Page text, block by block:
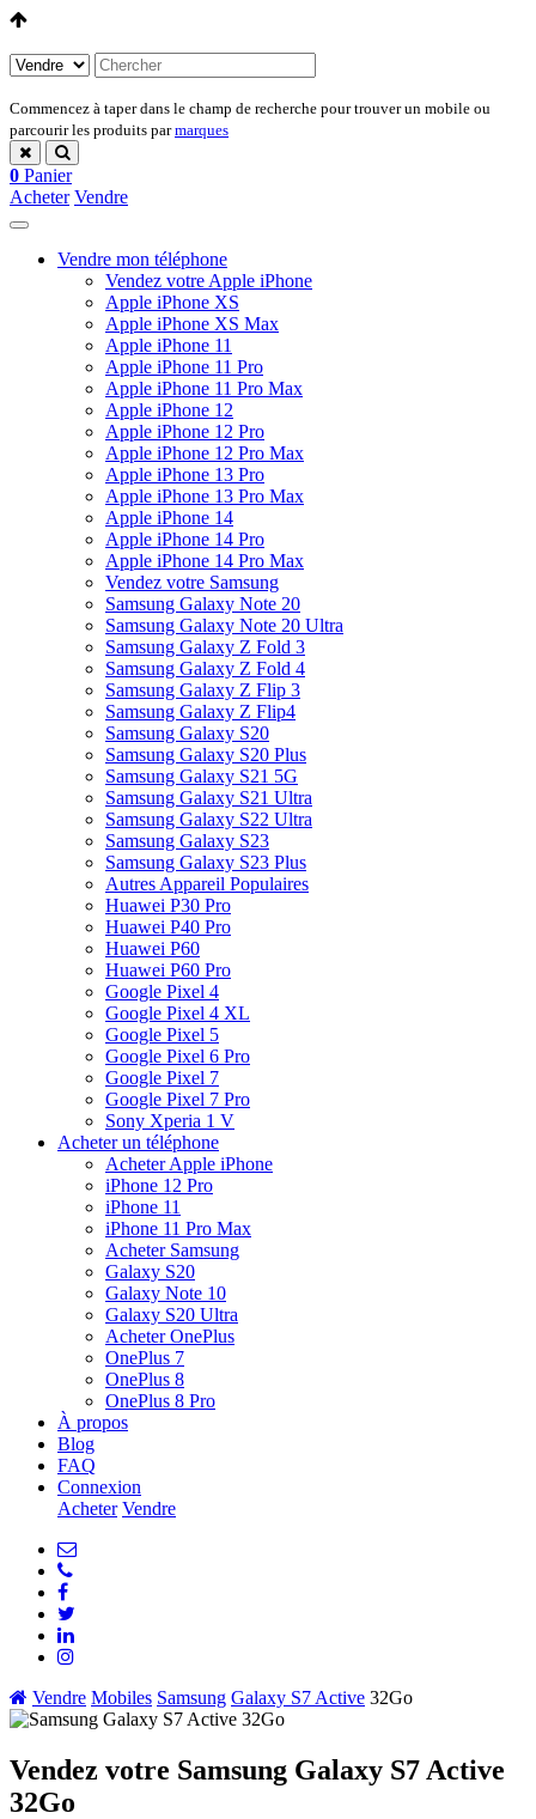
Commencez à taper dans le champ de recherche pour trouver un mobile ou
parcourir les produits parmarques
0 Panier
Acheter Vendre
Vendre mon téléphone
Vendez votre Apple iPhone
Apple iPhone XS
Apple iPhone XS Max
Apple iPhone 11
Apple iPhone 11 Pro
Apple iPhone 11 Pro Max
Apple iPhone 12
Apple iPhone 12 Pro
Apple iPhone 12 Pro Max
Apple iPhone 13 Pro
Apple iPhone 13 Pro Max
Apple iPhone 14
Apple iPhone 14 Pro
Apple iPhone 14 Pro Max
Vendez votre Samsung
Samsung Galaxy Note 20
Samsung Galaxy Note 20 Ultra
Samsung Galaxy Z Fold 3
Samsung Galaxy Z Fold 4
Samsung Galaxy Z Flip 3
Samsung Galaxy Z Flip4
Samsung Galaxy S20
Samsung Galaxy S20 Plus
Samsung Galaxy S21 5G
Samsung Galaxy S21 Ultra
Samsung Galaxy S22 Ultra
Samsung Galaxy S23
Samsung Galaxy S23 Plus
Autres Appareil Populaires
Huawei P30 Pro
Huawei P40 Pro
Huawei P60
Huawei P60 Pro
Google Pixel 4
Google Pixel 4 XL
Google Pixel 5
Google Pixel 6 Pro
Google Pixel 7
Google Pixel 7 Pro
Sony Xperia 1 V
Acheter un téléphone
Acheter Apple iPhone
iPhone 12 Pro
iPhone 11
iPhone 11 Pro Max
Acheter Samsung
Galaxy S20
Galaxy Note 10
Galaxy S20 Ultra
Acheter OnePlus
OnePlus 7
OnePlus 8
OnePlus 8 Pro
À propos
Blog
FAQ
Connexion
Acheter Vendre
Vendre Mobiles Samsung Galaxy S7 Active 32Go
Vendez votre Samsung Galaxy S7 Active
32Go